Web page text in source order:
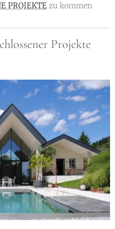
PROJEKTE zu kommen
Projekte